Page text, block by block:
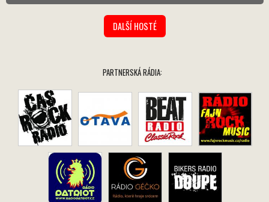
DALŠÍ HOSTÉ
PARTNERSKÁ RÁDIA: